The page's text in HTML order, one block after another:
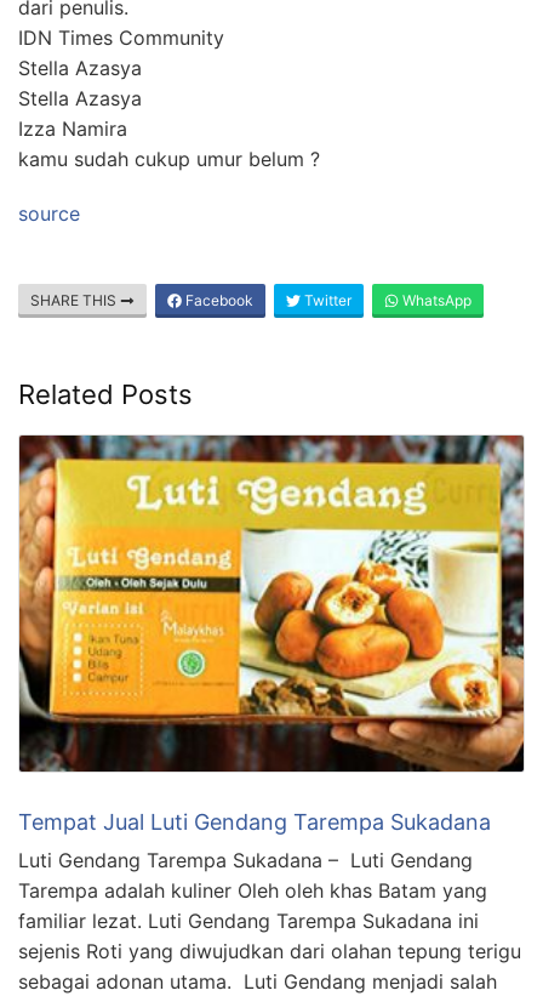
dari penulis.
IDN Times Community
Stella Azasya
Stella Azasya
Izza Namira
kamu sudah cukup umur belum ?
source
SHARE THIS Facebook Twitter WhatsApp
Related Posts
Tempat Jual Luti Gendang Tarempa Sukadana
Luti Gendang Tarempa Sukadana – Luti Gendang
Tarempa adalah kuliner Oleh oleh khas Batam yang
familiar lezat. Luti Gendang Tarempa Sukadana ini
sejenis Roti yang diwujudkan dari olahan tepung terigu
sebagai adonan utama. Luti Gendang menjadi salah